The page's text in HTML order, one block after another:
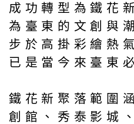
成功轉型為鐵花
為臺東的文創與
步於高掛彩繪熱
已是當今來臺東
鐵花新聚落範圍
創館、秀泰影城